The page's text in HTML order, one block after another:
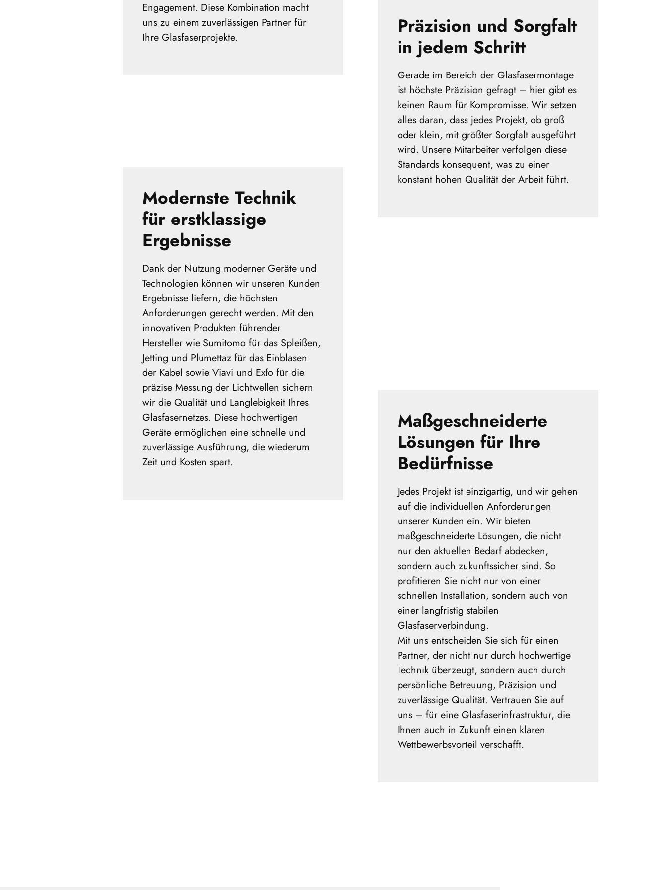
Engagement. Diese Kombination macht
uns zu einem zuverlässigen Partner für
Ihre Glasfaserprojekte.
Präzision und Sorgfalt
in jedem Schritt
Gerade im Bereich der Glasfasermontage
ist höchste Präzision gefragt – hier gibt es
keinen Raum für Kompromisse. Wir setzen
alles daran, dass jedes Projekt, ob groß
oder klein, mit größter Sorgfalt ausgeführt
wird. Unsere Mitarbeiter verfolgen diese
Standards konsequent, was zu einer
konstant hohen Qualität der Arbeit führt.
Modernste Technik
für erstklassige
Ergebnisse
Dank der Nutzung moderner Geräte und
Technologien können wir unseren Kunden
Ergebnisse liefern, die höchsten
Anforderungen gerecht werden. Mit den
innovativen Produkten führender
Hersteller wie Sumitomo für das Spleißen,
Jetting und Plumettaz für das Einblasen
der Kabel sowie Viavi und Exfo für die
präzise Messung der Lichtwellen sichern
wir die Qualität und Langlebigkeit Ihres
Glasfasernetzes. Diese hochwertigen
Geräte ermöglichen eine schnelle und
zuverlässige Ausführung, die wiederum
Zeit und Kosten spart.
Maßgeschneiderte
Lösungen für Ihre
Bedürfnisse
Jedes Projekt ist einzigartig, und wir gehen
auf die individuellen Anforderungen
unserer Kunden ein. Wir bieten
maßgeschneiderte Lösungen, die nicht
nur den aktuellen Bedarf abdecken,
sondern auch zukunftssicher sind. So
profitieren Sie nicht nur von einer
schnellen Installation, sondern auch von
einer langfristig stabilen
Glasfaserverbindung.
Mit uns entscheiden Sie sich für einen
Partner, der nicht nur durch hochwertige
Technik überzeugt, sondern auch durch
persönliche Betreuung, Präzision und
zuverlässige Qualität. Vertrauen Sie auf
uns – für eine Glasfaserinfrastruktur, die
Ihnen auch in Zukunft einen klaren
Wettbewerbsvorteil verschafft.